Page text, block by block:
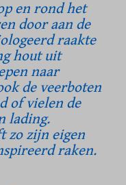
en rond het
door aan de
raakte
hout uit
naar
de veerboten
of vielen de
lading.
zo zijn eigen
raken.